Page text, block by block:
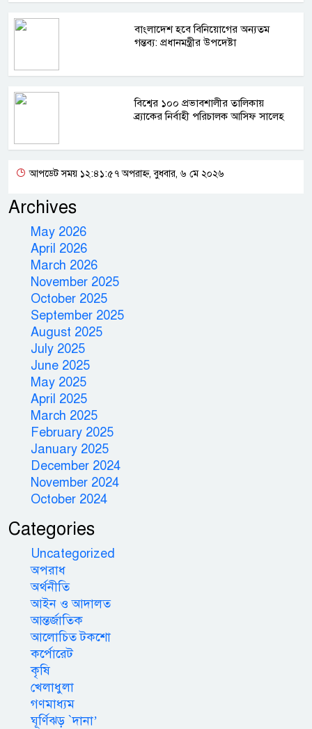
বাংলাদেশ হবে বিনিয়োগের অন্যতম
গন্তব্য: প্রধানমন্ত্রীর উপদেষ্টা
বিশ্বের ১০০ প্রভাবশালীর তালিকায়
ব্র্যাকের নির্বাহী পরিচালক আসিফ সালেহ
আপডেট সময় ১২:৪১:৫৭ অপরাহ্ন, বুধবার, ৬ মে ২০২৬
Archives
May 2026
April 2026
March 2026
November 2025
October 2025
September 2025
August 2025
July 2025
June 2025
May 2025
April 2025
March 2025
February 2025
January 2025
December 2024
November 2024
October 2024
Categories
Uncategorized
অপরাধ
অর্থনীতি
আইন ও আদালত
আন্তর্জাতিক
আলোচিত টকশো
কর্পোরেট
কৃষি
খেলাধুলা
গণমাধ্যম
ঘূর্ণিঝড় `দানা’